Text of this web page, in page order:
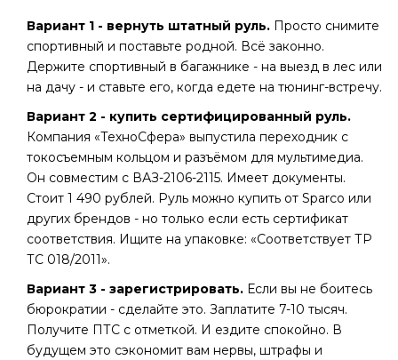
Вариант 1 - вернуть штатный руль. Просто снимите
спортивный и поставьте родной. Всё законно.
Держите спортивный в багажнике - на выезд в лес или
на дачу - и ставьте его, когда едете на тюнинг-встречу.
Вариант 2 - купить сертифицированный руль.
Компания «ТехноСфера» выпустила переходник с
токосъемным кольцом и разъёмом для мультимедиа.
Он совместим с ВАЗ-2106-2115. Имеет документы.
Стоит 1 490 рублей. Руль можно купить от Sparco или
других брендов - но только если есть сертификат
соответствия. Ищите на упаковке: «Соответствует ТР
ТС 018/2011».
Вариант 3 - зарегистрировать. Если вы не боитесь
бюрократии - сделайте это. Заплатите 7-10 тысяч.
Получите ПТС с отметкой. И ездите спокойно. В
будущем это сэкономит вам нервы, штрафы и